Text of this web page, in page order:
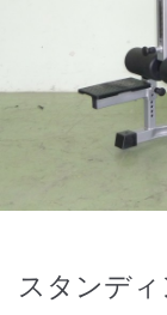
スタンデ